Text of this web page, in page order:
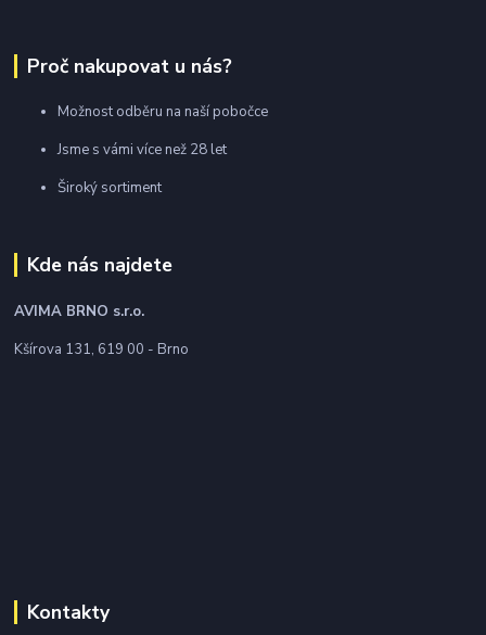
Proč nakupovat u nás?
Možnost odběru na naší pobočce
Jsme s vámi více než 28 let
Široký sortiment
Kde nás najdete
AVIMA BRNO s.r.o.
Kšírova 131, 619 00 - Brno
Kontakty